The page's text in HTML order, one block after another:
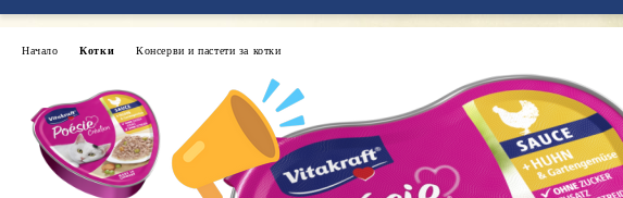
Начало Котки Консерви и пастети за котки